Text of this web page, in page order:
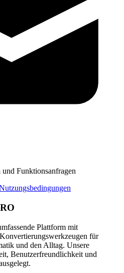
Funktionsanfragen
Plattform mit
für
und den Alltag. Unsere
Benutzerfreundlichkeit und